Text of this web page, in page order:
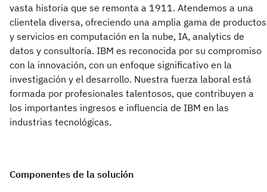
vasta historia que se remonta a 1911. Atendemos a una
clientela diversa, ofreciendo una amplia gama de productos
y servicios en computación en la nube, IA, analytics de
datos y consultoría. IBM es reconocida por su compromiso
con la innovación, con un enfoque significativo en la
investigación y el desarrollo. Nuestra fuerza laboral está
formada por profesionales talentosos, que contribuyen a
los importantes ingresos e influencia de IBM en las
industrias tecnológicas.
Componentes de la solución